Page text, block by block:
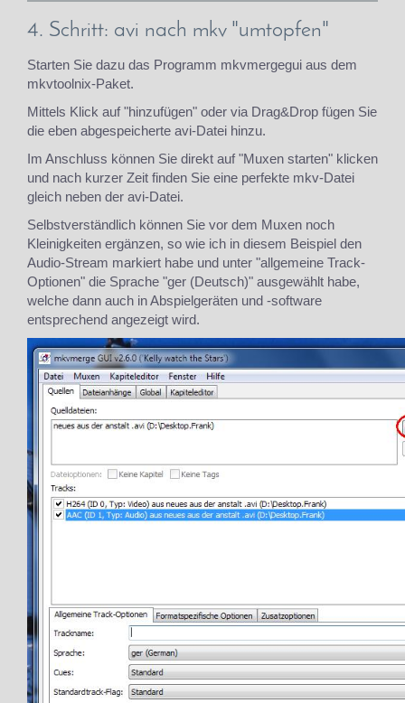
4. Schritt: avi nach mkv "umtopfen"
Starten Sie dazu das Programm mkvmergegui aus dem
mkvtoolnix-Paket.
Mittels Klick auf "hinzufügen" oder via Drag&Drop fügen Sie
die eben abgespeicherte avi-Datei hinzu.
Im Anschluss können Sie direkt auf "Muxen starten" klicken
und nach kurzer Zeit finden Sie eine perfekte mkv-Datei
gleich neben der avi-Datei.
Selbstverständlich können Sie vor dem Muxen noch
Kleinigkeiten ergänzen, so wie ich in diesem Beispiel den
Audio-Stream markiert habe und unter "allgemeine Track-
Optionen" die Sprache "ger (Deutsch)" ausgewählt habe,
welche dann auch in Abspielgeräten und -software
entsprechend angezeigt wird.